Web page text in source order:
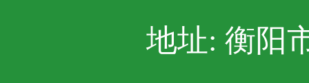
地址: 衡阳